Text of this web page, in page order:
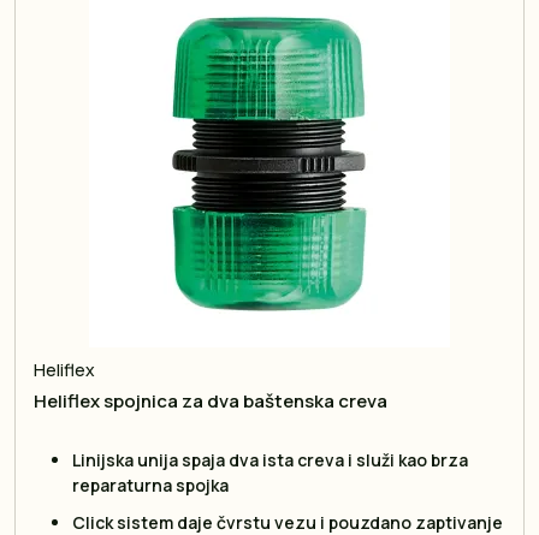
Heliflex
Heliflex spojnica za dva baštenska creva
Linijska unija spaja dva ista creva i služi kao brza
reparaturna spojka
Click sistem daje čvrstu vezu i pouzdano zaptivanje